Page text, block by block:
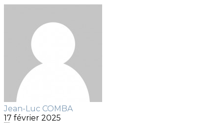
Jean-Luc COMBA
17 février 2025